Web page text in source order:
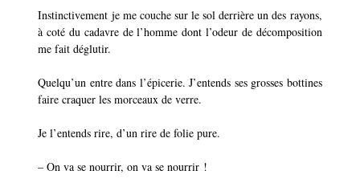
Instinctivement je me couche sur le sol derrière un des rayons,
à coté du cadavre de l’homme dont l’odeur de décomposition
me fait déglutir.
Quelqu’un entre dans l’épicerie. J’entends ses grosses bottines
faire craquer les morceaux de verre.
Je l’entends rire, d’un rire de folie pure.
–On va se nourrir, on va se nourrir !